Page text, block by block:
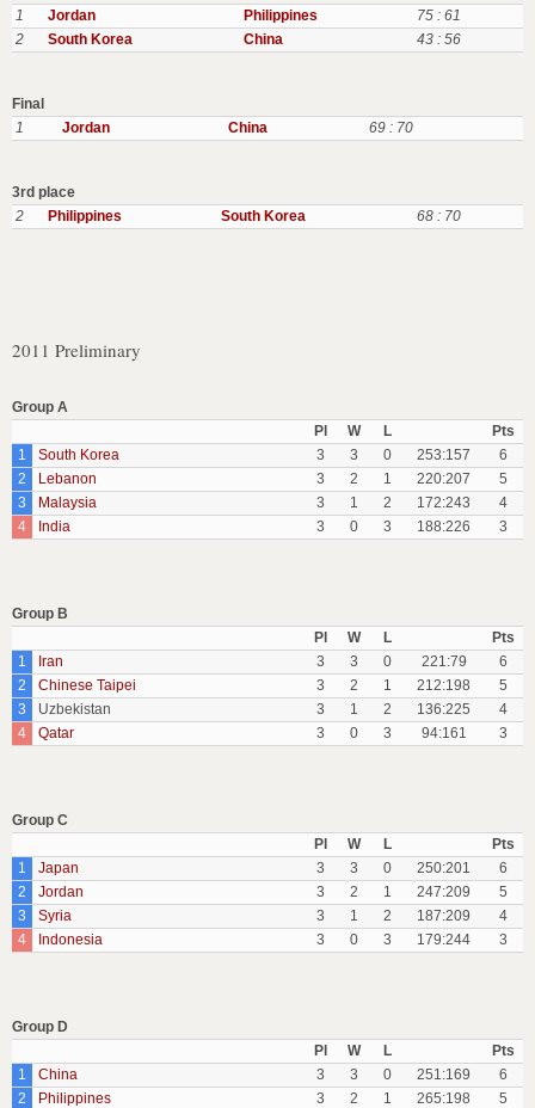
1 Jordan Philippines
75 : 61
2
South Korea China 43 : 56
Final
1
Jordan China 69 : 70
3rd place
2
Philippines South Korea 68 : 70
2011 Preliminary
Group A
Pl
W L
Pts
1
South Korea 3 3 0 253:157
6
2
Lebanon 3 2 1 220:207
5
3
Malaysia 3 1 2 172:243
4
4
India 3 0 3 188:226 3
Group B
Pl
W L
Pts
1
Iran 3 3 0 221:79
6
2
Chinese Taipei 3 2 1 212:198
5
3
Uzbekistan 3 1 2 136:225
4
4
Qatar 3 0 3 94:161 3
Group C
Pl
W L
Pts
1
Japan 3 3 0 250:201
6
2
Jordan 3 2 1 247:209
5
3
Syria 3 1 2 187:209
4
4
Indonesia 3 0 3 179:244 3
Group D
Pl
W L
Pts
1
China 3 3 0 251:169
6
2
Philippines 3 2 1 265:198
5